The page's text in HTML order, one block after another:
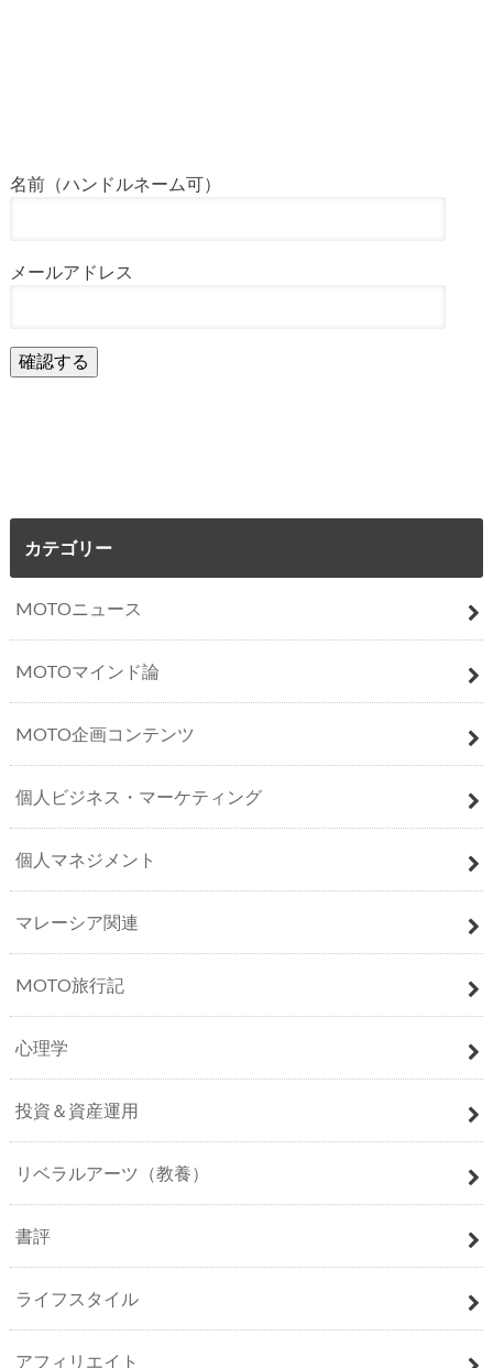
名前（ハンドルネーム可）
メールアドレス
カテゴリー
MOTOニュース
MOTOマインド論
MOTO企画コンテンツ
個人ビジネス・マーケティング
個人マネジメント
マレーシア関連
MOTO旅行記
心理学
投資＆資産運用
リベラルアーツ（教養）
書評
ライフスタイル
アフィリエイト